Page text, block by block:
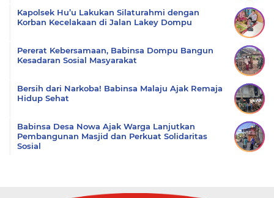
Kapolsek Hu’u Lakukan Silaturahmi dengan
Korban Kecelakaan di Jalan Lakey Dompu
Pererat Kebersamaan, Babinsa Dompu Bangun
Kesadaran Sosial Masyarakat
Bersih dari Narkoba! Babinsa Malaju Ajak Remaja
Hidup Sehat
Babinsa Desa Nowa Ajak Warga Lanjutkan
Pembangunan Masjid dan Perkuat Solidaritas
Sosial